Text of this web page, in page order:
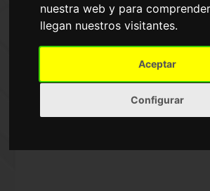
nuestra web y para
llegan nuestros visitantes.
Aceptar
Configurar